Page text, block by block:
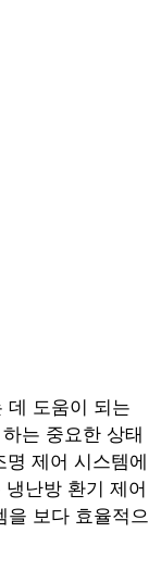
데 도움이 되는
는 중요한 상태
제어 시스템에
난방 환기 제어
을 보다 효율적으